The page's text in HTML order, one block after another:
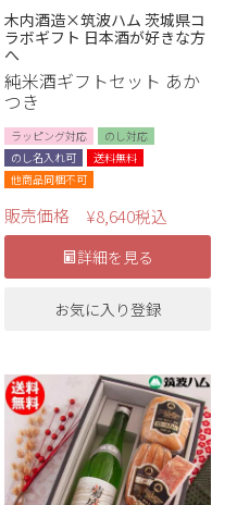
木内酒造×筑波ハム 茨城県コ
ラボギフト 日本酒が好きな方
へ
純米酒ギフトセット あか
つき
ラッピング対応
のし対応
のし名入れ可
送料無料
他商品同梱不可
販売価格 ¥8,640税込
詳細を見る
お気に入り登録